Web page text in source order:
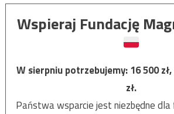
Wspieraj Fundację
W sierpniu potrzebujemy:16 500
zł.
Państwa wsparcie jest niezbędne dla